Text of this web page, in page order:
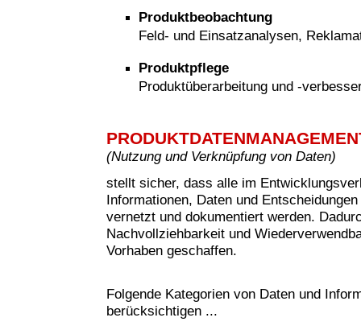
Produktbeobachtung
Feld- und Einsatzanalysen,
Produktpflege
Produktüberarbeitung und -
(Nutzung und Verknüpfung von Daten)
stellt sicher, dass alle im
Informationen, Daten und
vernetzt und dokumentiert werden.
Nachvollziehbarkeit und
Vorhaben geschaffen.
Folgende Kategorien von Daten und
berücksichtigen ...